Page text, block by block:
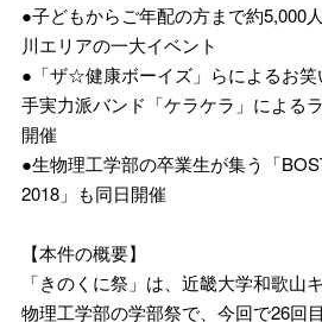
●子どもからご年配の方まで約5,000
川エリアの一大イベント
●「ザ☆健康ボーイズ」らによるお
手実力派バンド「ケラケラ」による
開催
●生物理工学部の卒業生が集う「
2018」も同日開催
【本件の概要】
「きのくに祭」は、近畿大学和歌山
物理工学部の学部祭で、今回で26回